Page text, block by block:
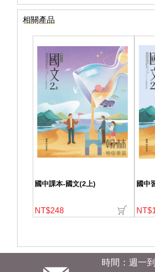
相關產品
國中課本-國文(2上)
NT$248
國中
時間：週一